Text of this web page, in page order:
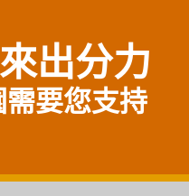
出分力
要您支持